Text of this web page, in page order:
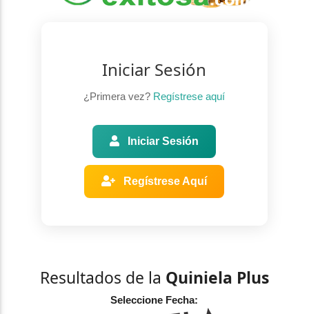
Iniciar Sesión
¿Primera vez? Regístrese aquí
Iniciar Sesión
Regístrese Aquí
Resultados de la Quiniela Plus
Seleccione Fecha: